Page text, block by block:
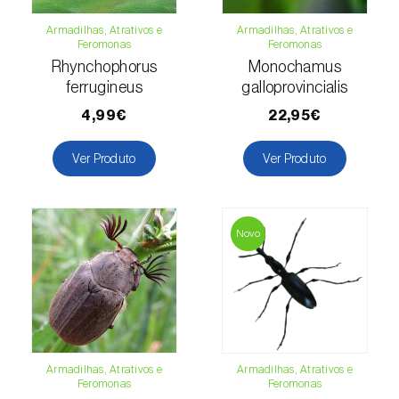
Gorgulho-da-batata-doce (
puncticollis)
Gorgulho-da-batata-doce (outro) (Cylas
formicarius elegantulus
Gorgulho-da-colza ( Ceutorhynchus napi
Gorgulho-da-vinha ( Otiorhynchus sulcatus
fasciculatus)
Gorgulho-do-caule-do-repolho
(Ceutorhynchus quadridens)
Gorgulho-do-eucalipto (
Gonipterus
platensis)
Lagarta-das-pastagens (
Mythimna
Armadilhas, Atrativos e
Feromonas
Rhynchophorus
ferrugineus
4,99€
Ver Produto
Armadilhas, Atrativos e
Feromonas
Monochamus
galloprovincialis
22,95€
Ver Produto
Armadilhas, Atrativos e
Feromonas
Novo
Armadilhas, Atrativos e
Feromonas